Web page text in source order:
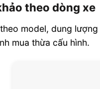
theo dòng xe
model, dung
mua thừa cấu hình.